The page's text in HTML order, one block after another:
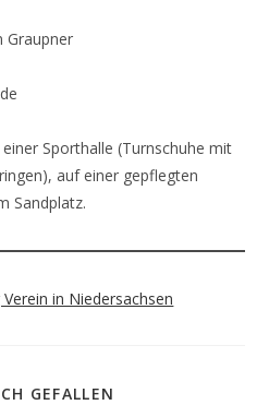
Graupner
einer Sporthalle (Turnschuhe mit
auf einer gepflegten
Sandplatz.
in Niedersachsen
GEFALLEN